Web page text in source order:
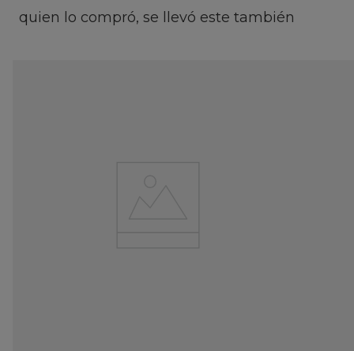
quien lo compró, se llevó este también